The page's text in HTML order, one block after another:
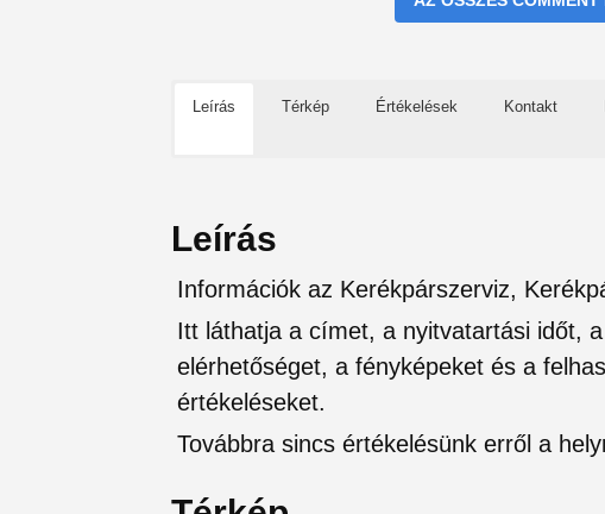
Leírás Térkép Értékelések Kontakt
Leírás
Információk az Kerékpárszerviz,
Itt láthatja a címet, a nyitvatartási időt,
elérhetőséget, a fényképeket és a
értékeléseket.
Továbbra sincs értékelésünk erről a